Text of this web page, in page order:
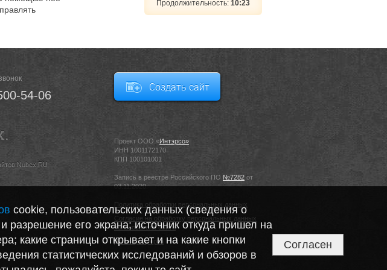
Продолжительность: 10:23
54-06
Nubex.RU
Создать сайт
Проект ООО «Интэрсо»
ИНН 1001172170
КПП 100101001
Запись в реестре Российского ПО №7282от
03.11.2020
Политика обработки персональных данных
Соглaсие нa обpaботку пеpсонaльныx дaнныx
пользовaтеля сaйтa
Договор оферта
cookie, пользовательских данных (сведения о
его экрана; источник откуда пришел на
какие страницы открывает и на какие кнопки
статистических исследований и обзоров в
Согласен